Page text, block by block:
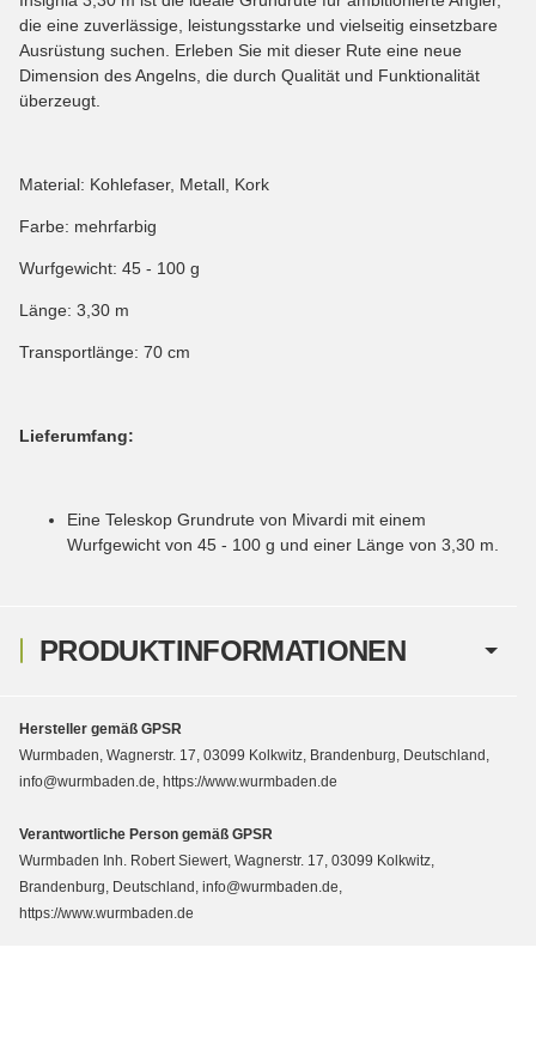
PRODUKTINFORMATIONEN
die eine zuverlässige, leistungsstarke und vielseitig einsetzbare
Ausrüstung suchen. Erleben Sie mit dieser Rute eine neue
Dimension des Angelns, die durch Qualität und Funktionalität
überzeugt.
Material: Kohlefaser, Metall, Kork
Farbe: mehrfarbig
Wurfgewicht: 45 - 100 g
Länge: 3,30 m
Transportlänge: 70 cm
Lieferumfang:
Eine Teleskop Grundrute von Mivardi mit einem
Wurfgewicht von 45 - 100 g und einer Länge von 3,30 m.
Hersteller gemäß GPSR
Wurmbaden, Wagnerstr. 17, 03099 Kolkwitz, Brandenburg, Deutschland,
info@wurmbaden.de, https://www.wurmbaden.de
Verantwortliche Person gemäß GPSR
Wurmbaden Inh. Robert Siewert, Wagnerstr. 17, 03099 Kolkwitz,
Brandenburg, Deutschland, info@wurmbaden.de,
https://www.wurmbaden.de